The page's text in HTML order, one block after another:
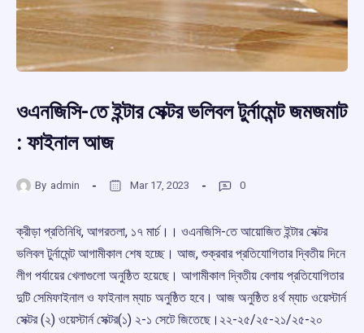
ওএনজিসি-তে ইন্টার সেক্টর ভলিবল টুর্নামেন্ট জমজমাট
: ফাইনাল আজ
By admin Mar 17, 2023 0
ক্রীড়া প্রতিনিধি, আগরতলা, ১৭ মার্চ।। ওএনজিসি-তে আয়োজিত ইন্টার সেক্টর
ভলিবল টুর্নামেন্ট আগামীকাল শেষ হচ্ছে। আজ, শুক্রবার প্রতিযোগিতার দ্বিতীয় দিনে
লীগ পর্যায়ের খেলাগুলো অনুষ্ঠিত হয়েছে। আগামীকাল দ্বিতীয় বেলায় প্রতিযোগিতার
দুটি সেমিফাইনাল ও ফাইনাল ম্যাচ অনুষ্ঠিত হবে। আজ অনুষ্ঠিত ৪র্থ ম্যাচ ওয়েস্টার্ন
সেক্টর (২) ওয়েস্টার্ন সেক্টর(১) ২-১ সেটে জিতেছে।২২-২৫/২৫-২১/২৫-২০